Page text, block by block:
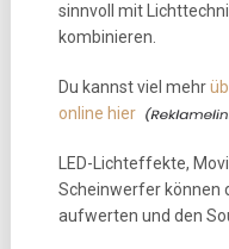
sinnvoll mit
kombinieren.
Du kannst viel mehr
online hier
LED-Lichteffekte,
Scheinwerfer können
aufwerten und den